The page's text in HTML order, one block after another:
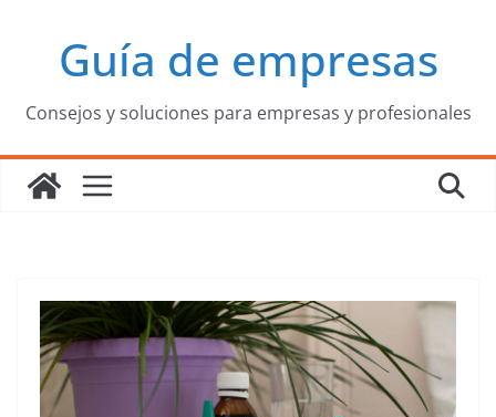
contenidoGuía de empresas
Consejos y soluciones para empresas y profesionales